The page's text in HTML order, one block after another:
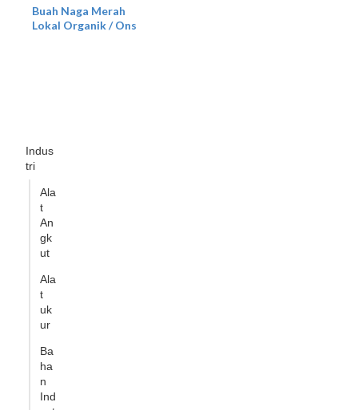
Indus
tri
Ala
t
An
gk
ut
Ala
t
uk
ur
Ba
ha
n
Ind
Buah Naga Merah
Lokal Organik / Ons